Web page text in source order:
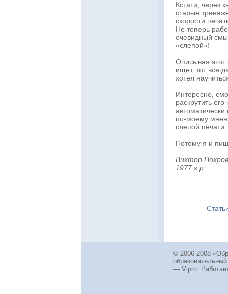
Кстати, через
старые
скорости
Но теперь
очевидный
«слепой»!
Описывая этот
ищет, тот
хотел
Интересно,
раскрутить
по-моему
слепой печати.
Потому я и
Виктор
1977 г.р.
© 2006-2008
— Vipro.